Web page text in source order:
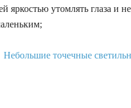
яркостью утомлять глаза и